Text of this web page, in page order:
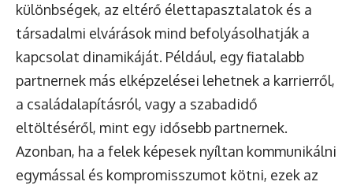
különbségek, az eltérő élettapasztalatok és a
társadalmi elvárások mind befolyásolhatják a
kapcsolat dinamikáját. Például, egy fiatalabb
partnernek más elképzelései lehetnek a karrierről,
a családalapításról, vagy a szabadidő
eltöltéséről, mint egy idősebb partnernek.
Azonban, ha a felek képesek nyíltan kommunikálni
egymással és kompromisszumot kötni, ezek az